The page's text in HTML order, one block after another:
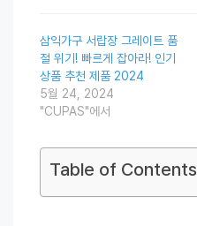
삼익가구 서랍장 그레이트 품
절 위기! 빠르게 잡아라! 인기
상품 추천 제품 2024
5월 24, 2024
"CUPAS"에서
Table of Contents